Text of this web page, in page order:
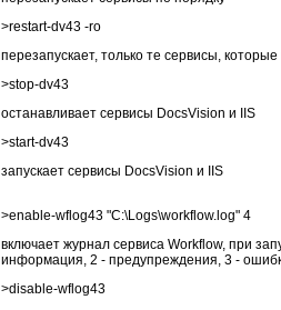
>restart-dv43 -ro
перезапускает, только те сервисы,
>stop-dv43
останавливает сервисы DocsVision и IIS
>start-dv43
запускает сервисы DocsVision и IIS
>enable-wflog43 "C:\Logs\workflow.log" 4
включает журнал сервиса Workflow, при
информация, 2 - предупреждения, 3 -
>disable-wflog43